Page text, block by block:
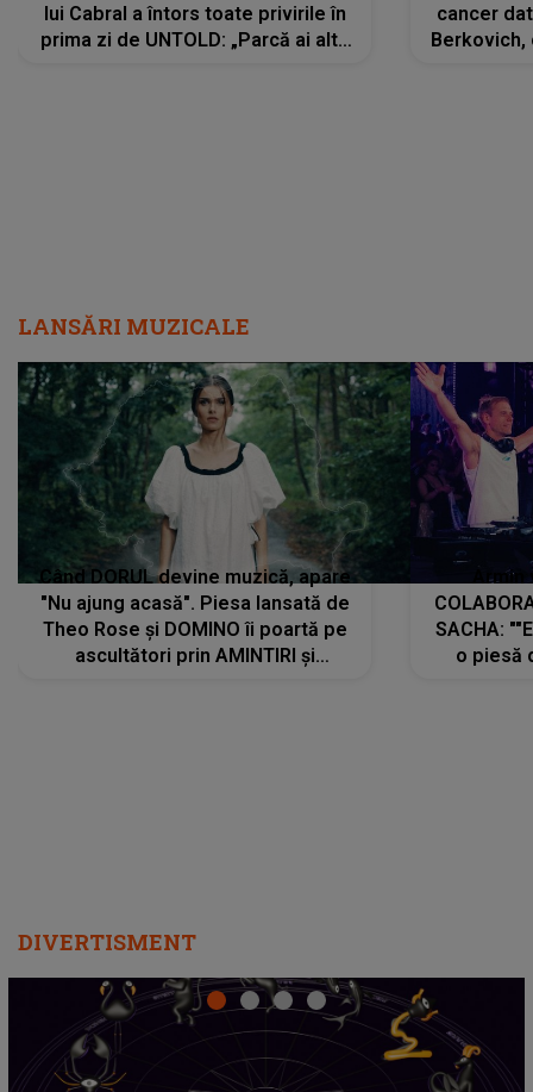
lui Cabral a întors toate privirile în
prima zi de UNTOLD: „Parcă ai altă
cancer
Berkovich,
LANSĂRI MUZICALE
Când DORUL devine muzică, apare
"Nu ajung acasă". Piesa lansată de
Theo Rose și DOMINO îi poartă pe
ascultători prin AMINTIRI și
SACHA:
o piesă
DIVERTISMENT